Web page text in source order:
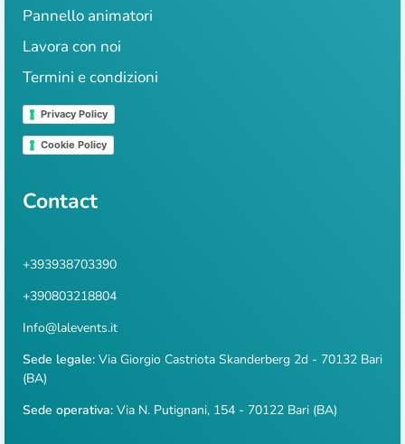
Pannello animatori
Lavora con noi
Termini e condizioni
Privacy Policy
Cookie Policy
Contact
+393938703390
+390803218804
Info@lalevents.it
Sede legale: Via Giorgio Castriota Skanderberg 2d - 70132 Bari
(BA)
Sede operativa: Via N. Putignani, 154 - 70122 Bari (BA)